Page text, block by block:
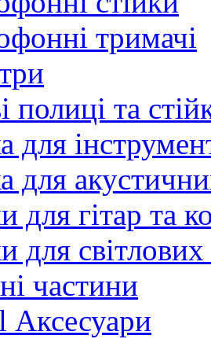
тримачі
полиці та
для
для
для гітар та
для
частини